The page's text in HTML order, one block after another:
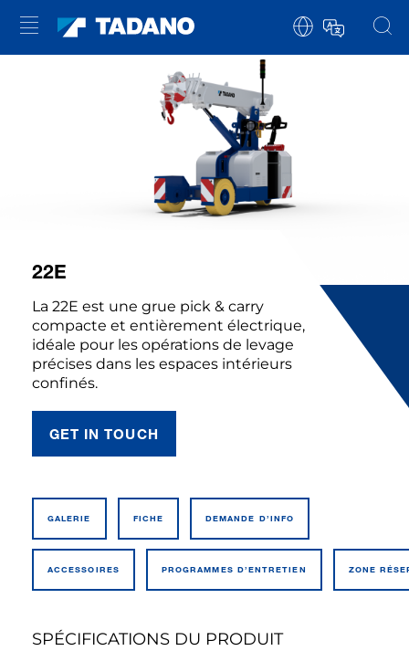
22E
La 22E est une grue pick & carry
compacte et entièrement électrique,
idéale pour les opérations de levage
précises dans les espaces intérieurs
confinés.
GET IN TOUCH
GALERIE FICHE DEMANDE D’INFO
ACCESSOIRES PROGRAMMES D’ENTRETIEN ZONE
SPÉCIFICATIONS DU PRODUIT